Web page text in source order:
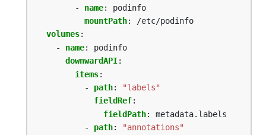
- name:
podinfo
mountPath:
/etc/podinfo
volumes:
- name:
podinfo
downwardAPI:
items:
- path:
"labels"
fieldRef:
fieldPath:
metadata.labels
- path:
"annotations"